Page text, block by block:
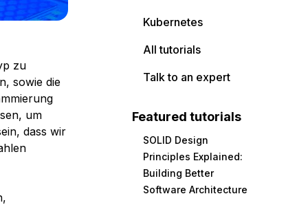
zu
sowie die
um
dass wir
Kubernetes
All tutorials
Talk to an expert
Featured tutorials
SOLID Design
Principles Explained:
Building Better
Software Architecture